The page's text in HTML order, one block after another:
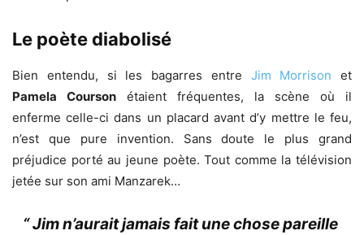
Le poète diabolisé
Bien entendu, si les bagarres entre Jim Morrison et
Pamela Courson étaient fréquentes, la scène où il
enferme celle-ci dans un placard avant d’y mettre le feu,
n’est que pure invention. Sans doute le plus grand
préjudice porté au jeune poète. Tout comme la télévision
jetée sur son ami Manzarek…
“ Jim n’aurait jamais fait une chose pareille